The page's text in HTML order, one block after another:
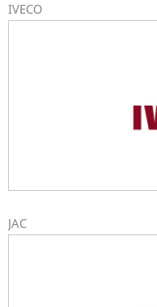
IVECO
JAC